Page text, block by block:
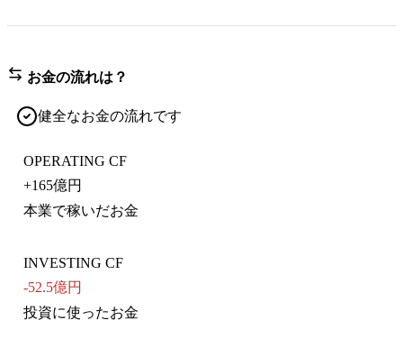
お金の流れは？
健全なお金の流れです
OPERATING CF
+165億円
本業で稼いだお金
INVESTING CF
-52.5億円
投資に使ったお金